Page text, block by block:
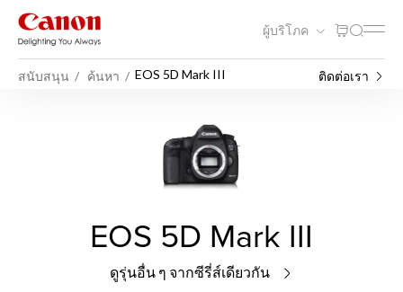
ผู้บริโภค
สนับสนุน ค้นหา EOS 5D Mark III ติดต่อเรา
EOS 5D Mark III
ดูรุ่นอื่น ๆ จากซีรี่ส์เดียวกัน